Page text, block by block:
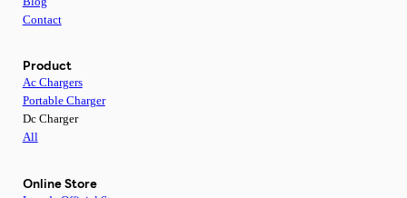
Contact
Product
Ac Chargers
Portable Charger
Dc Charger
All
Online Store